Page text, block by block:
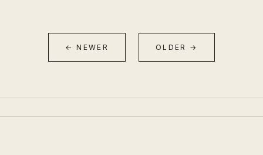
← NEWER OLDER →